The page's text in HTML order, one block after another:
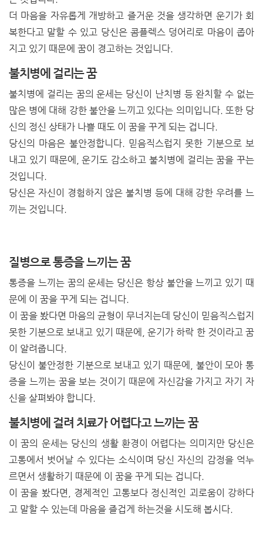
더 마음을 자유롭게 개방하고 즐거운 것을 생각하면 운기가 회
복한다고 말할 수 있고 당신은 콤플렉스 덩어리로 마음이 좁아
지고 있기 때문에 꿈이 경고하는 것입니다.
불치병에 걸리는 꿈
불치병에 걸리는 꿈의 운세는 당신이 난치병 등 완치할 수 없는
많은 병에 대해 강한 불안을 느끼고 있다는 의미입니다. 또한 당
신의 정신 상태가 나쁠 때도 이 꿈을 꾸게 되는 겁니다.
당신의 마음은 불안정합니다. 믿음직스럽지 못한 기분으로 보
내고 있기 때문에, 운기도 감소하고 불치병에 걸리는 꿈을 꾸는
것입니다.
당신은 자신이 경험하지 않은 불치병 등에 대해 강한 우려를 느
끼는 것입니다.
질병으로 통증을 느끼는 꿈
통증을 느끼는 꿈의 운세는 당신은 항상 불안을 느끼고 있기 때
문에 이 꿈을 꾸게 되는 겁니다.
이 꿈을 봤다면 마음의 균형이 무너지는데 당신이 믿음직스럽지
못한 기분으로 보내고 있기 때문에, 운기가 하락 한 것이라고 꿈
이 알려줍니다.
당신이 불안정한 기분으로 보내고 있기 때문에, 불안이 모아 통
증을 느끼는 꿈을 보는 것이기 때문에 자신감을 가지고 자기 자
신을 살펴봐야 합니다.
불치병에 걸려 치료가 어렵다고 느끼는 꿈
이 꿈의 운세는 당신의 생활 환경이 어렵다는 의미지만 당신은
고통에서 벗어날 수 있다는 소식이며 당신 자신의 감정을 억누
르면서 생활하기 때문에 이 꿈을 꾸게 되는 겁니다.
이 꿈을 봤다면, 경제적인 고통보다 정신적인 괴로움이 강하다
고 말할 수 있는데 마음을 즐겁게 하는것을 시도해 봅시다.